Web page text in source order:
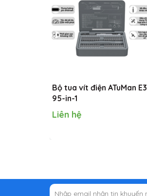
Bộ tua vít điện ATuMan E3
95-in-1
Liên hệ